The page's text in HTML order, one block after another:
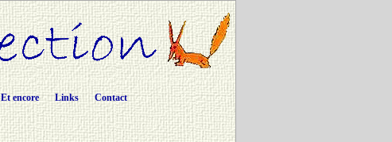
Et encore Links Contact